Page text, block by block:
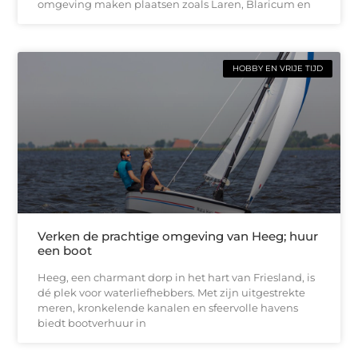
omgeving maken plaatsen zoals Laren, Blaricum en
HOBBY EN VRIJE TIJD
Verken de prachtige omgeving van Heeg; huur
een boot
Heeg, een charmant dorp in het hart van Friesland, is
dé plek voor waterliefhebbers. Met zijn uitgestrekte
meren, kronkelende kanalen en sfeervolle havens
biedt bootverhuur in